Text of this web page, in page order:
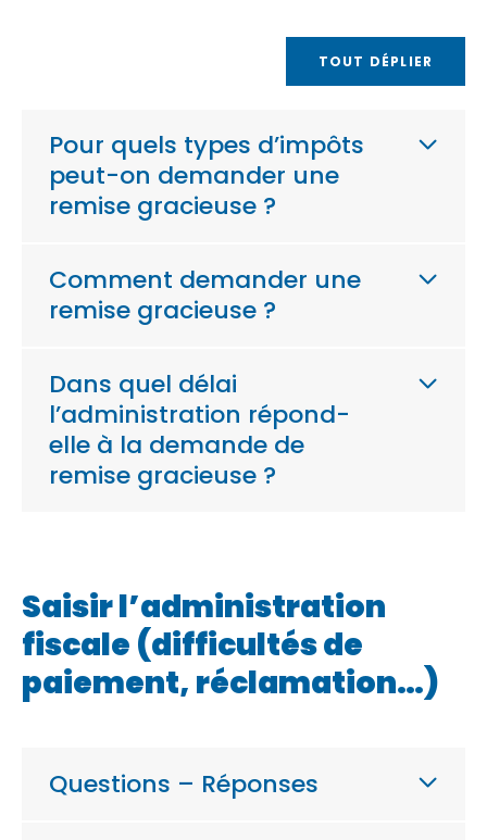
TOUT DÉPLIER
Pour quels types d’impôts
peut-on demander une
remise gracieuse ?
Comment demander une
remise gracieuse ?
Dans quel délai
l’administration répond-
elle à la demande de
remise gracieuse ?
Saisir l’administration
fiscale (difficultés de
paiement, réclamation…)
Questions – Réponses